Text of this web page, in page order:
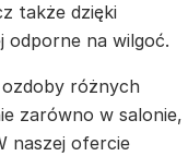
także dzięki
odporne na wilgoć.
różnych
zarówno w salonie,
naszej ofercie